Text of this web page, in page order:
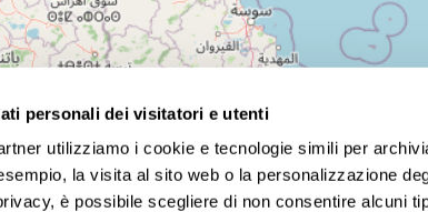
personali dei visitatori e utenti
utilizziamo i cookie e tecnologie simili per
la visita al sito web o la personalizzazione
è possibile scegliere di non consentire alcuni
viaggi sostenibili, experience stays…